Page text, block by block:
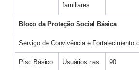
familiares
Bloco da Proteção Social Básica
Serviço de Convivência e Fortalecimento
Piso Básico
Usuários nas
90